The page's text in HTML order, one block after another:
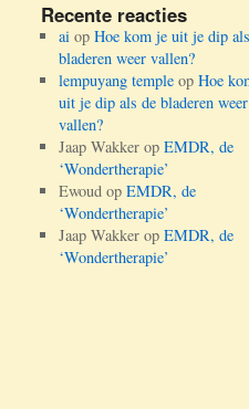
Recente reacties
aiop Hoe kom je uit je dip
bladeren weer vallen?
lempuyang templeop Hoe
uit je dip als de bladeren weer
vallen?
Jaap Wakkerop EMDR, de
‘Wondertherapie’
Ewoudop EMDR, de
‘Wondertherapie’
Jaap Wakkerop EMDR, de
‘Wondertherapie’